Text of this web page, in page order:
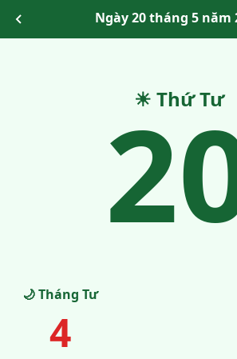
Ngày 20 tháng 5 năm
☀ Thứ Tư
🌙 Tháng Tư
4